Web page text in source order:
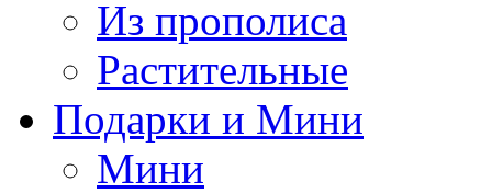
Из прополиса
Растительные
Подарки и Мини
Мини